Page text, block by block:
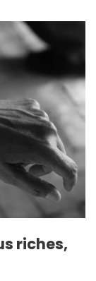
riches,